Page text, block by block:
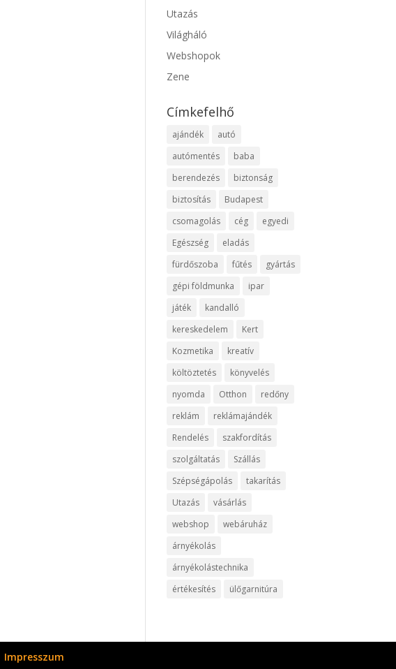
Utazás
Világháló
Webshopok
Zene
Címkefelhő
ajándék
autó
autómentés
baba
berendezés
biztonság
biztosítás
Budapest
csomagolás
cég
egyedi
Egészség
eladás
fürdőszoba
fűtés
gyártás
gépi földmunka
ipar
játék
kandalló
kereskedelem
Kert
Kozmetika
kreatív
költöztetés
könyvelés
nyomda
Otthon
redőny
reklám
reklámajándék
Rendelés
szakfordítás
szolgáltatás
Szállás
Szépségápolás
takarítás
Utazás
vásárlás
webshop
webáruház
árnyékolás
árnyékolástechnika
értékesítés
ülőgarnitúra
Impresszum